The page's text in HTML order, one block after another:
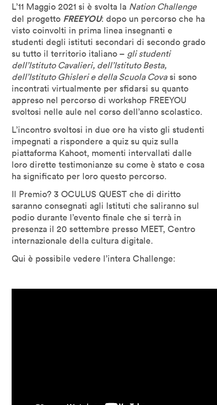
L’11 Maggio 2021 si è svolta la Nation Challenge
del progetto FREEYOU: dopo un percorso che ha
visto coinvolti in prima linea insegnanti e
studenti degli istituti secondari di secondo grado
su tutto il territorio italiano – gli studenti
dell’Istituto Cavalieri, dell’Istituto Besta,
dell’Istituto Ghisleri e della Scuola Covasi sono
incontrati virtualmente per sfidarsi su quanto
appreso nel percorso di workshop FREEYOU
svoltosi nelle aule nel corso dell’anno scolastico.
L’incontro svoltosi in due ore ha visto gli studenti
impegnati a rispondere a quiz su quiz sulla
piattaforma Kahoot, momenti intervallati dalle
loro dirette testimonianze su come è stato e cosa
ha significato per loro questo percorso.
Il Premio? 3 OCULUS QUEST che di diritto
saranno consegnati agli Istituti che saliranno sul
podio durante l’evento finale che si terrà in
presenza il 20 settembre presso MEET, Centro
internazionale della cultura digitale.
Qui è possibile vedere l’intera Challenge: